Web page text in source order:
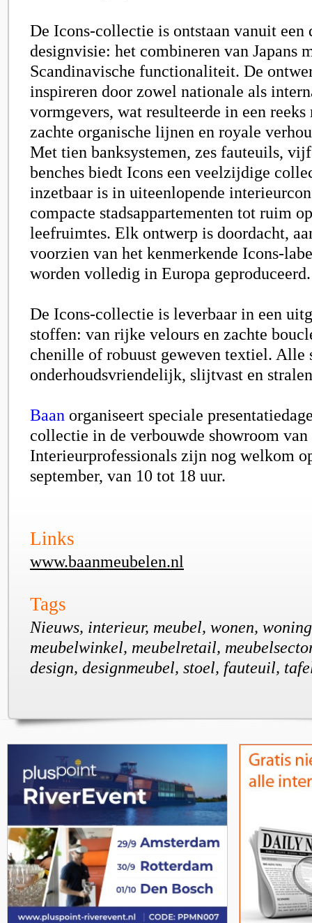
De Icons-collectie is ontstaan vanuit
designvisie: het combineren van Japans
Scandinavische functionaliteit. De
inspireren door zowel nationale als
vormgevers, wat resulteerde in een
zachte organische lijnen en royale
Met tien banksystemen, zes fauteuils,
benches biedt Icons een veelzijdige
inzetbaar is in uiteenlopende
compacte stadsappartementen tot ruim
leefruimtes. Elk ontwerp is doordacht,
voorzien van het kenmerkende Icons-
worden volledig in Europa geproduceerd.
De Icons-collectie is leverbaar in een
stoffen: van rijke velours en zachte
chenille of robuust geweven textiel. Alle
onderhoudsvriendelijk, slijtvast en
Baan organiseert speciale
collectie in de verbouwde showroom
Interieurprofessionals zijn nog welkom
september, van 10 tot 18 uur.
Links
www.baanmeubelen.nl
Tags
Nieuws, interieur, meubel, wonen,
meubelwinkel, meubelretail,
design, designmeubel, stoel, fauteuil,